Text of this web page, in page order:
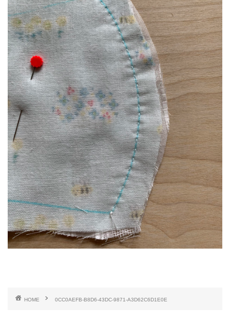
HOME 0CC0AEFB-B8D6-43DC-9871-A3D62C6D1E0E